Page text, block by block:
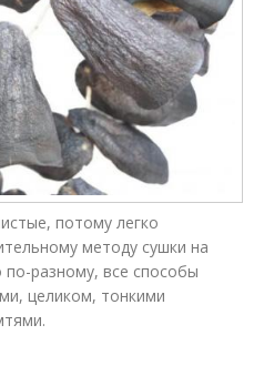
потому легко
методу сушки на
разному, все способы
целиком, тонкими